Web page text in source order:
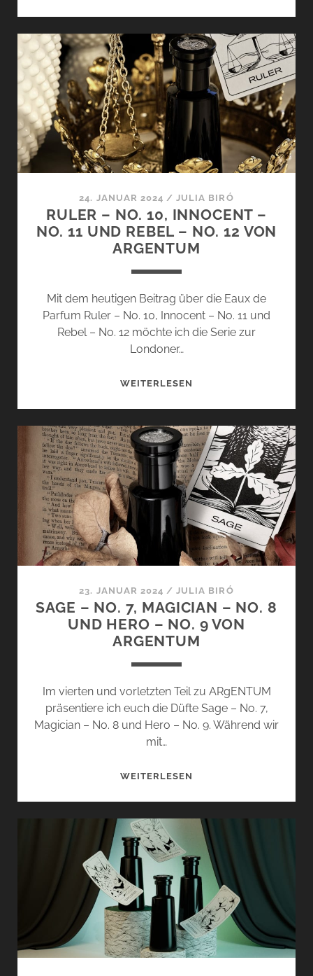
STÉPHANE
HUMBERT
LUCAS
–
PRETTY
IN
24. JANUAR 2024 /JULIA BIRÓ
RULER – NO. 10, INNOCENT –
NO. 11 UND REBEL – NO. 12 VON
ARGENTUM
Mit dem heutigen Beitrag über die Eaux de
Parfum Ruler – No. 10, Innocent – No. 11 und
Rebel – No. 12 möchte ich die Serie zur
Londoner…
WEITERLESEN
10,
INNOCENT
–
NO.
11
UND
REBEL
–
NO.
VON
ARGENTUM
23. JANUAR 2024 /JULIA BIRÓ
SAGE – NO. 7, MAGICIAN – NO. 8
UND HERO – NO. 9 VON
ARGENTUM
Im vierten und vorletzten Teil zu ARgENTUM
präsentiere ich euch die Düfte Sage – No. 7,
Magician – No. 8 und Hero – No. 9. Während wir
mit…
WEITERLESEN
MAGICIAN
–
NO.
8
UND
HERO
–
NO.